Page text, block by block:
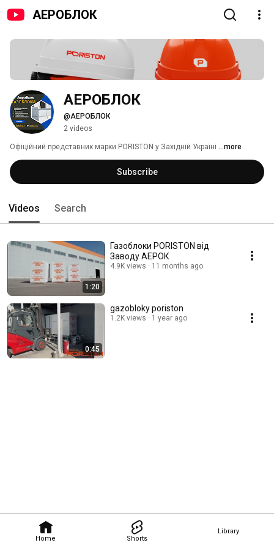
АЕРОБЛОК
Home Shorts
Library
АЕРОБЛОК
@АЕРОБЛОК
2 videos
Офіційний представник марки PORISTON у Західній Україні ...more
Subscribe
Videos Search
1:20
Газоблоки PORISTON від
Заводу АЕРОК
4.9K views 11 months ago
0:45
gazobloky poriston
1.2K views 1 year ago